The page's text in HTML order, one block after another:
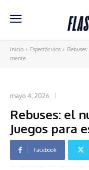
Inicio Espectáculos
mente
mayo 4, 2026
Rebuses: el
Juegos para
Facebook